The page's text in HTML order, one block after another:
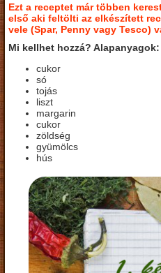
Ezt a receptet már többen
első aki feltölti az elkészített
vele (Spar, Penny vagy Tesco)
Mi kellhet hozzá? Alapanyagok:
cukor
só
tojás
liszt
margarin
cukor
zöldség
gyümölcs
hús